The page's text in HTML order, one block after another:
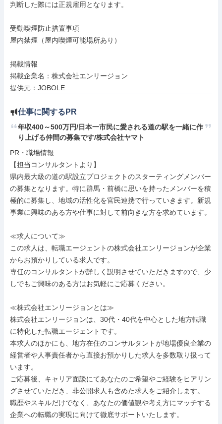
判断した際には正規雇用となります。
受動喫煙防止措置事項
屋内禁煙（屋内喫煙可能場所あり）
掲載情報
掲載企業名：株式会社エンリージョン
提供元：JOBOLE
仕事に関するPR
年収400～500万円/日本一市民に愛される道の駅を一緒に作
り上げる仲間の募集です/株式会社ヤマト
PR・職場情報
【担当コンサルタントより】
県内最大級の道の駅設立プロジェクトのスターティングメンバー
の募集となります。特に群馬・前橋に思いを持ったメンバーを積
極的に募集し、地域の活性化を官民連携で行っていきます。新規
事業に興味のある方や仕事に対して前向きな方を求めています。
≪求人について≫
この求人は、転職エージェントの株式会社エンリージョンが企業
からお預かりしている求人です。
専任のコンサルタントが詳しく説明させていただきますので、少
しでもご興味のある方はお気軽にご応募ください。
≪株式会社エンリージョンとは≫
株式会社エンリージョンは、30代・40代を中心とした地方転職
に特化した転職エージェントです。
本求人のほかにも、地方在住のコンサルタントが地場優良企業の
経営者や人事責任者から直接お預かりした求人を多数取り扱って
います。
ご応募後、キャリア面談にてあなたのご希望やご経験をヒアリン
グさせていただき、非公開求人も含めた求人をご紹介します。
職歴やスキルだけでなく、あなたの価値観や考え方にマッチする
企業への転職の実現に向けて徹底サポートいたします。